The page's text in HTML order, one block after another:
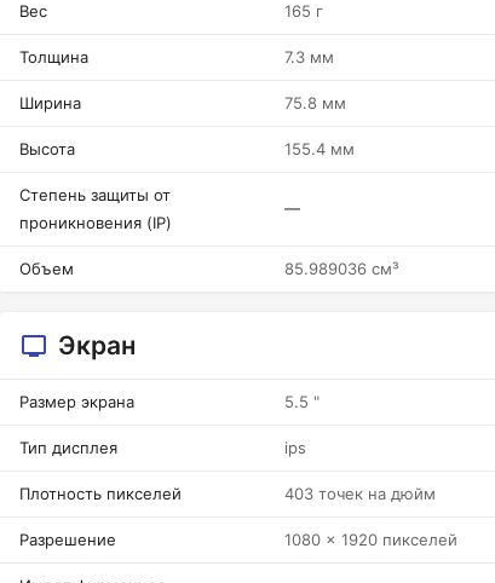
Вес 165 г
Толщина 7.3 мм
Ширина 75.8 мм
Высота 155.4 мм
Степень защиты от
проникновения (IP)
—
Объем 85.989036 см³
Экран
Размер экрана 5.5 "
Тип дисплея ips
Плотность пикселей 403 точек на дюйм
Разрешение 1080 x 1920 пикселей